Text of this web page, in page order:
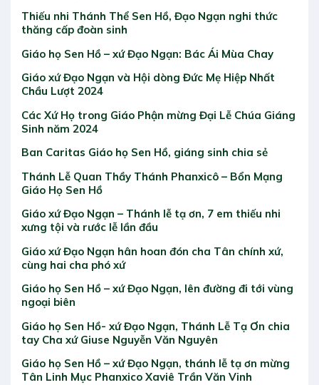
Thiếu nhi Thánh Thể Sen Hồ, Đạo Ngạn nghi thức
thăng cấp đoàn sinh
Giáo họ Sen Hồ – xứ Đạo Ngạn: Bác Ái Mùa Chay
Giáo xứ Đạo Ngạn và Hội dòng Đức Mẹ Hiệp Nhất
Chầu Lượt 2024
Các Xứ Họ trong Giáo Phận mừng Đại Lễ Chúa Giáng
Sinh năm 2024
Ban Caritas Giáo họ Sen Hồ, giáng sinh chia sẻ
Thánh Lễ Quan Thầy Thánh Phanxicô – Bổn Mạng
Giáo Họ Sen Hồ
Giáo xứ Đạo Ngạn – Thánh lễ tạ ơn, 7 em thiếu nhi
xưng tội và rước lễ lần đầu
Giáo xứ Đạo Ngạn hân hoan đón cha Tân chính xứ,
cùng hai cha phó xứ
Giáo họ Sen Hồ – xứ Đạo Ngạn, lên đường đi tới vùng
ngoại biên
Giáo họ Sen Hồ- xứ Đạo Ngạn, Thánh Lễ Tạ Ơn chia
tay Cha xứ Giuse Nguyễn Văn Nguyên
Giáo họ Sen Hồ – xứ Đạo Ngạn, thánh lễ tạ ơn mừng
Tân Linh Mục Phanxico Xaviê Trần Văn Vinh